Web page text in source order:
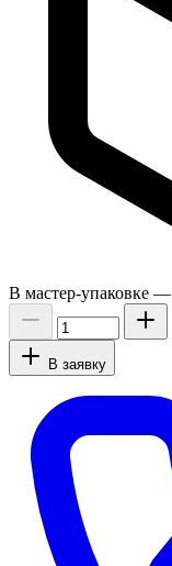
В мастер-упаковке —
В заявку